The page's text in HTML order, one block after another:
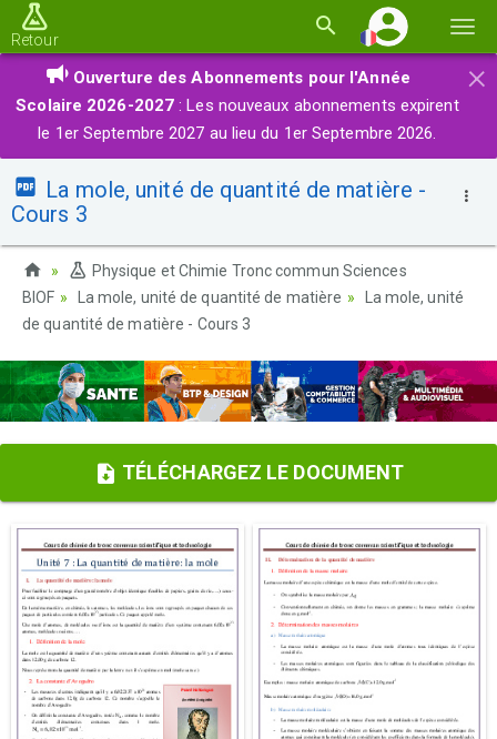
la
Retour
×
Ouverture des Abonnements pour l'Année
Scolaire 2026-2027 : Les nouveaux abonnements expirent
le 1er Septembre 2027 au lieu du 1er Septembre 2026.
La mole, unité de quantité de matière -
Cours 3
Physique et Chimie Tronc commun Sciences
BIOF
La mole, unité de quantité de matière
La mole, unité
de quantité de matière - Cours 3
TÉLÉCHARGEZ LE DOCUMENT